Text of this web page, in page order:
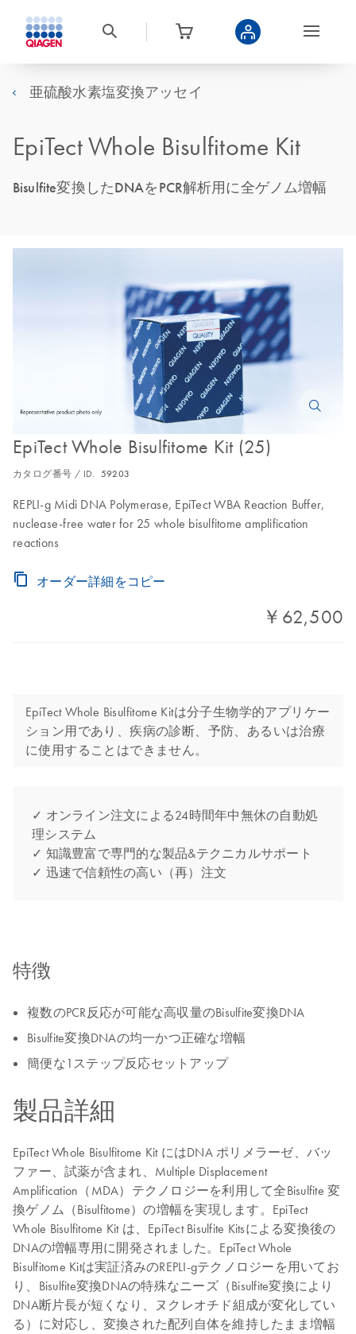
亜硫酸水素塩変換アッセイ
EpiTect Whole Bisulfitome Kit
Bisulfite変換したDNAをPCR解析用に全ゲノム増幅
EpiTect Whole Bisulfitome Kit (25)
カタログ番号 / ID. 59203
REPLI-g Midi DNA Polymerase, EpiTect WBA Reaction Buffer,
nuclease-free water for 25 whole bisulfitome amplification
reactions
オーダー詳細をコピー
￥62,500
EpiTect Whole Bisulfitome Kitは分子生物学的アプリケー
ション用であり、疾病の診断、予防、あるいは治療
に使用することはできません。
✓ オンライン注文による24時間年中無休の自動処
理システム
✓ 知識豊富で専門的な製品&テクニカルサポート
✓ 迅速で信頼性の高い（再）注文
特徴
複数のPCR反応が可能な高収量のBisulfite変換DNA
Bisulfite変換DNAの均一かつ正確な増幅
簡便な1ステップ反応セットアップ
製品詳細
EpiTect Whole Bisulfitome Kit にはDNA ポリメラーゼ、バッ
ファー、試薬が含まれ、Multiple Displacement
Amplification（MDA）テクノロジーを利用して全Bisulfite 変
換ゲノム（Bisulfitome）の増幅を実現します。EpiTect
Whole Bisulfitome Kit は、EpiTect Bisulfite Kitsによる変換後の
DNAの増幅専用に開発されました。EpiTect Whole
Bisulfitome Kitは実証済みのREPLI-gテクノロジーを用いてお
り、Bisulfite変換DNAの特殊なニーズ（Bisulfite変換により
DNA断片長が短くなり、ヌクレオチド組成が変化してい
る）に対応し、変換された配列自体を維持したまま増幅